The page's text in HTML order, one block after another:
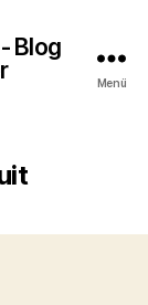
Blog
Menü